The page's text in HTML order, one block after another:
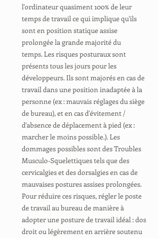
l'ordinateur quasiment 100% de leur
temps de travail ce qui implique qu'ils
sont en position statique assise
prolongée la grande majorité du
temps. Les risques posturaux sont
présents tous les jours pour les
développeurs. Ils sont majorés en cas de
travail dans une position inadaptée à la
personne (ex : mauvais réglages du siège
de bureau), et en cas d'évitement /
d'absence de déplacement à pied (ex :
marcher le moins possible.). Les
dommages possibles sont des Troubles
Musculo-Squelettiques tels que des
cervicalgies et des dorsalgies en cas de
mauvaises postures assises prolongées.
Pour réduire ces risques, régler le poste
de travail au bureau de manière à
adopter une posture de travail idéal : dos
droit ou légèrement en arrière soutenu